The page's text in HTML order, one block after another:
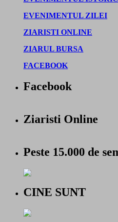
EVENIMENTUL ZILEI
ZIARISTI ONLINE
ZIARUL BURSA
FACEBOOK
Facebook
Ziaristi Online
Peste 15.000 de
CINE SUNT